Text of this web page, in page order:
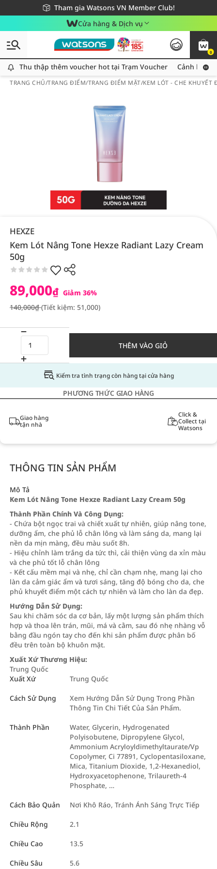
Tham gia Watsons VN Member Club!
Miễn phí giao hàng cho đơn hàng từ 249,000Đ
Giao hàng nhanh 24h - Áp dụng khu vực TP. Hồ Chí Minh
Cửa hàng & Dịch vụ
0
Thu thập thêm voucher hot tại Trạm Voucher
Thu thập thêm voucher hot tại Trạm Voucher Cảnh báo
TRANG CHỦ/TRANG ĐIỂM/TRANG ĐIỂM MẶT/KEM LÓT - CHE KHUYẾT
HEXZE
Kem Lót Nâng Tone Hexze Radiant Lazy Cream
50g
89,000₫ Giảm 36%
140,000₫(Tiết kiệm: 51,000)
THÊM VÀO GIỎ
Kiểm tra tình trạng còn hàng tại cửa hàng
PHƯƠNG THỨC GIAO HÀNG
Giao hàng
tận nhà
Click &
Collect tại
Watsons
THÔNG TIN SẢN PHẨM
Mô Tả
Kem Lót Nâng Tone Hexze Radiant Lazy Cream 50g
Thành Phần Chính Và Công Dụng:
- Chứa bột ngọc trai và chiết xuất tự nhiên, giúp nâng tone,
dưỡng ẩm, che phủ lỗ chân lông và làm sáng da, mang lại
nền da mịn màng, đều màu suốt 8h.
- Hiệu chỉnh làm trắng da tức thì, cải thiện vùng da xỉn màu
và che phủ tốt lỗ chân lông
- Kết cấu mềm mại và nhẹ, chỉ cần chạm nhẹ, mang lại cho
làn da cảm giác ẩm và tươi sáng, tăng độ bóng cho da, che
phủ khuyết điểm một cách tự nhiên và làm cho làn da đẹp.
Hướng Dẫn Sử Dụng:
Sau khi chăm sóc da cơ bản, lấy một lượng sản phẩm thích
hợp và thoa lên trán, mũi, má và cằm, sau đó nhẹ nhàng vỗ
bằng đầu ngón tay cho đến khi sản phẩm được phân bố
đều trên toàn bộ khuôn mặt.
Xuất Xứ Thương Hiệu:
Trung Quốc
Xuất Xứ
Trung Quốc
Cách Sử Dụng
Xem Hướng Dẫn Sử Dụng Trong Phần
Thông Tin Chi Tiết Của Sản Phẩm.
Thành Phần
Water, Glycerin, Hydrogenated
Polyisobutene, Dipropylene Glycol,
Ammonium Acryloyldimethyltaurate/Vp
Copolymer, Ci 77891, Cyclopentasiloxane,
Mica, Titanium Dioxide, 1,2-Hexanediol,
Hydroxyacetophenone, Trilaureth-4
Phosphate, …
Cách Bảo Quản Nơi Khô Ráo, Tránh Ánh Sáng Trực Tiếp
Chiều Rộng 2.1
Chiều Cao 13.5
Chiều Sâu 5.6